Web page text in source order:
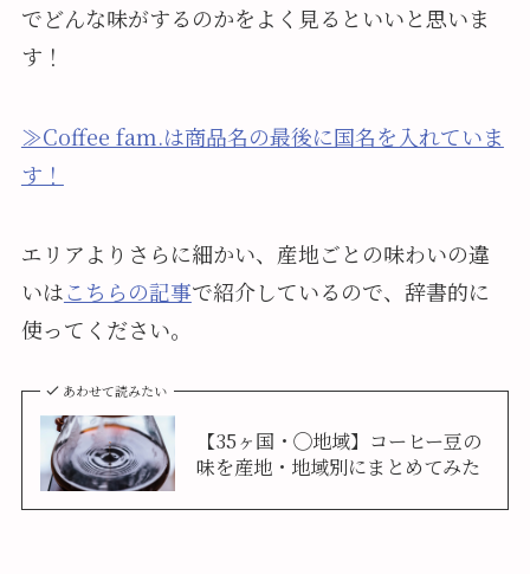
でどんな味がするのかをよく見るといいと思いま
す！
≫Coffee fam.は商品名の最後に国名を入れていま
す！
エリアよりさらに細かい、産地ごとの味わいの違
いはこちらの記事で紹介しているので、辞書的に
使ってください。
あわせて読みたい
【35ヶ国・◯地域】コーヒー豆の
味を産地・地域別にまとめてみた